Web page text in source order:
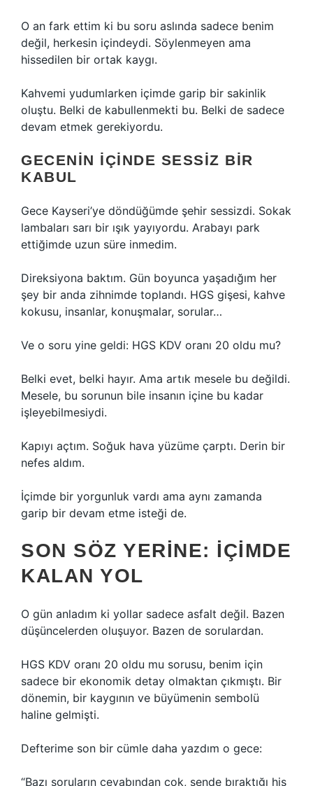
O an fark ettim ki bu soru aslında sadece benim
değil, herkesin içindeydi. Söylenmeyen ama
hissedilen bir ortak kaygı.
Kahvemi yudumlarken içimde garip bir sakinlik
oluştu. Belki de kabullenmekti bu. Belki de sadece
devam etmek gerekiyordu.
GECENIN İÇINDE SESSIZ BIR
KABUL
Gece Kayseri’ye döndüğümde şehir sessizdi. Sokak
lambaları sarı bir ışık yayıyordu. Arabayı park
ettiğimde uzun süre inmedim.
Direksiyona baktım. Gün boyunca yaşadığım her
şey bir anda zihnimde toplandı. HGS gişesi, kahve
kokusu, insanlar, konuşmalar, sorular…
Ve o soru yine geldi: HGS KDV oranı 20 oldu mu?
Belki evet, belki hayır. Ama artık mesele bu değildi.
Mesele, bu sorunun bile insanın içine bu kadar
işleyebilmesiydi.
Kapıyı açtım. Soğuk hava yüzüme çarptı. Derin bir
nefes aldım.
İçimde bir yorgunluk vardı ama aynı zamanda
garip bir devam etme isteği de.
SON SÖZ YERINE: İÇIMDE
KALAN YOL
O gün anladım ki yollar sadece asfalt değil. Bazen
düşüncelerden oluşuyor. Bazen de sorulardan.
HGS KDV oranı 20 oldu mu sorusu, benim için
sadece bir ekonomik detay olmaktan çıkmıştı. Bir
dönemin, bir kaygının ve büyümenin sembolü
haline gelmişti.
Defterime son bir cümle daha yazdım o gece:
“Bazı soruların cevabından çok, sende bıraktığı his